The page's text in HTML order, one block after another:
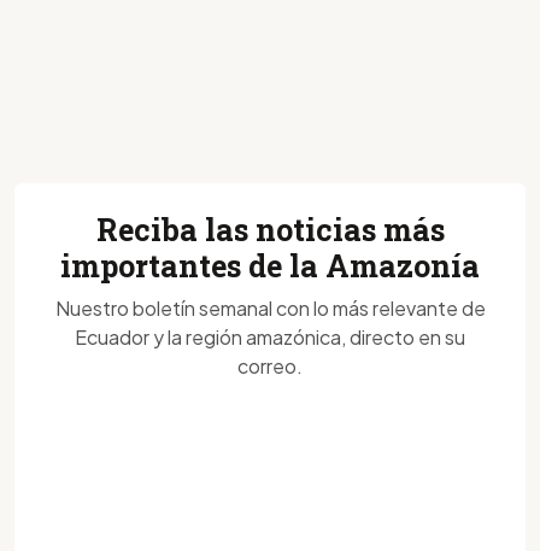
Reciba las noticias más
importantes de la Amazonía
Nuestro boletín semanal con lo más relevante de
Ecuador y la región amazónica, directo en su
correo.